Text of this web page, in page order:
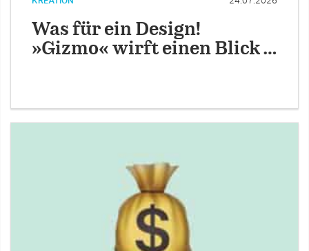
Was für ein Design!
»Gizmo« wirft einen Blick …